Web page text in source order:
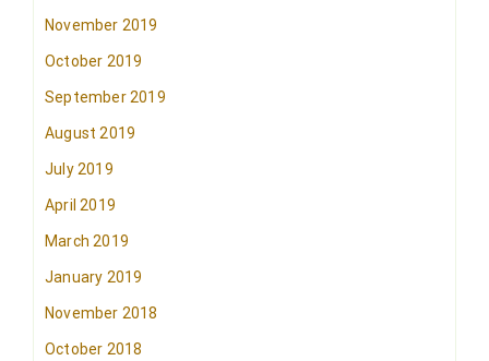
November 2019
October 2019
September 2019
August 2019
July 2019
April 2019
March 2019
January 2019
November 2018
October 2018